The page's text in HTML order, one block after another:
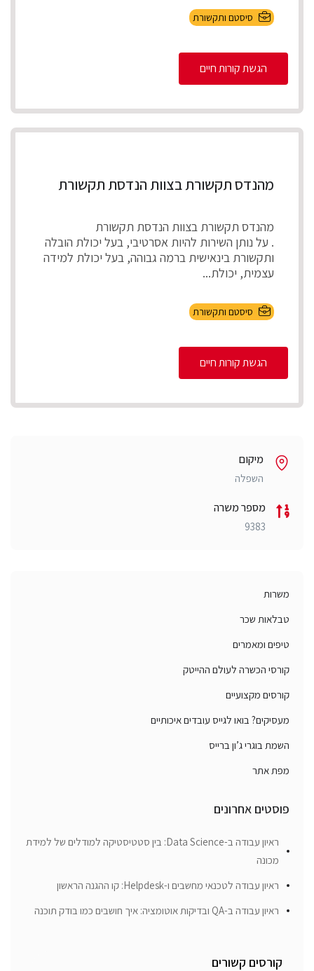
סיסטם ותקשורת
הגשת קורות חיים
מהנדס תקשורת בצוות הנדסת תקשורת
מהנדס תקשורת בצוות הנדסת תקשורת
. על נותן השירות להיות אסרטיבי, בעל יכולת הובלה
ותקשורת בינאישית ברמה גבוהה, בעל יכולת למידה
עצמית, יכולת...
סיסטם ותקשורת
הגשת קורות חיים
מיקום
השפלה
מספר משרה
9383
משרות
טבלאות שכר
טיפים ומאמרים
קורסי הכשרה לעולם ההייטק
קורסים מקצועיים
מעסיקים? בואו לגייס עובדים איכותיים
השמת בוגרי ג’ון ברייס
מפת אתר
פוסטים אחרונים
ראיון עבודה ב-Data Science: בין סטטיסטיקה למודלים של למידת
מכונה
ראיון עבודה לטכנאי מחשבים ו-Helpdesk: קו ההגנה הראשון
ראיון עבודה ב-QA ובדיקות אוטומציה: איך חושבים כמו בודק תוכנה
קורסים קשורים